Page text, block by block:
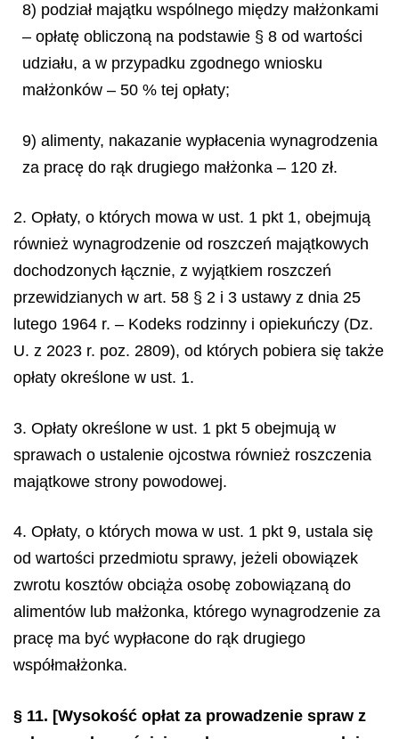
8) podział majątku wspólnego między małżonkami
– opłatę obliczoną na podstawie § 8 od wartości
udziału, a w przypadku zgodnego wniosku
małżonków – 50 % tej opłaty;
9) alimenty, nakazanie wypłacenia wynagrodzenia
za pracę do rąk drugiego małżonka – 120 zł.
2. Opłaty, o których mowa w ust. 1 pkt 1, obejmują
również wynagrodzenie od roszczeń majątkowych
dochodzonych łącznie, z wyjątkiem roszczeń
przewidzianych w art. 58 § 2 i 3 ustawy z dnia 25
lutego 1964 r. – Kodeks rodzinny i opiekuńczy (Dz.
U. z 2023 r. poz. 2809), od których pobiera się także
opłaty określone w ust. 1.
3. Opłaty określone w ust. 1 pkt 5 obejmują w
sprawach o ustalenie ojcostwa również roszczenia
majątkowe strony powodowej.
4. Opłaty, o których mowa w ust. 1 pkt 9, ustala się
od wartości przedmiotu sprawy, jeżeli obowiązek
zwrotu kosztów obciąża osobę zobowiązaną do
alimentów lub małżonka, którego wynagrodzenie za
pracę ma być wypłacone do rąk drugiego
współmałżonka.
§ 11. [Wysokość opłat za prowadzenie spraw z